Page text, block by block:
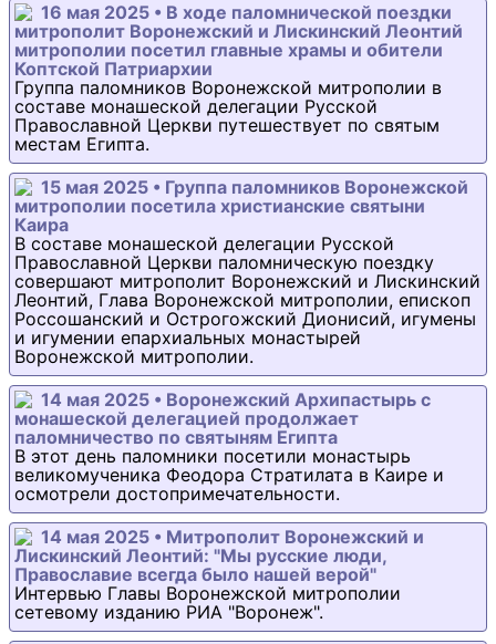
16 мая 2025 • В ходе паломнической поездки
митрополит Воронежский и Лискинский Леонтий
митрополии посетил главные храмы и обители
Коптской Патриархии
Группа паломников Воронежской митрополии в
составе монашеской делегации Русской
Православной Церкви путешествует по святым
местам Египта.
15 мая 2025 • Группа паломников Воронежской
митрополии посетила христианские святыни
Каира
В составе монашеской делегации Русской
Православной Церкви паломническую поездку
совершают митрополит Воронежский и Лискинский
Леонтий, Глава Воронежской митрополии, епископ
Россошанский и Острогожский Дионисий, игумены
и игумении епархиальных монастырей
Воронежской митрополии.
14 мая 2025 • Воронежский Архипастырь с
монашеской делегацией продолжает
паломничество по святыням Египта
В этот день паломники посетили монастырь
великомученика Феодора Стратилата в Каире и
осмотрели достопримечательности.
14 мая 2025 • Митрополит Воронежский и
Лискинский Леонтий: "Мы русские люди,
Православие всегда было нашей верой"
Интервью Главы Воронежской митрополии
сетевому изданию РИА "Воронеж".